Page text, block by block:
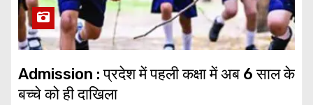
Admission : प्रदेश में पहली कक्षा में अब 6 साल के
बच्चे को ही दाखिला